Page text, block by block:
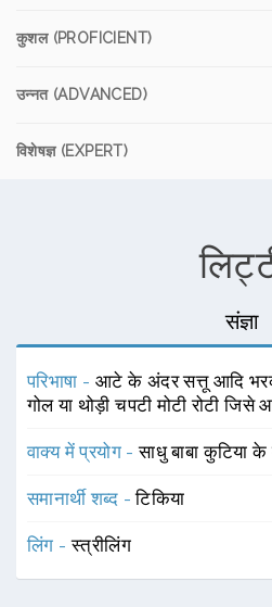
कुशल (PROFICIENT)
उन्नत (ADVANCED)
विशेषज्ञ (EXPERT)
संज्ञा
परिभाषा - आटे के अंदर सत्तू आदि
गोल या थोड़ी चपटी मोटी रोटी
वाक्य में प्रयोग -साधु बाबा कुटिया के
समानार्थी शब्द -टिकिया
लिंग -स्त्रीलिंग